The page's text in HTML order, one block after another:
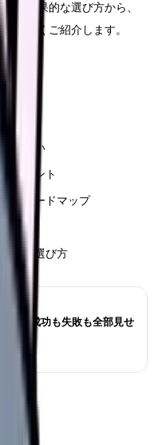
の効果的な選び方から、
詳しくご紹介します。
傾向
の違い
ポイント
のロードマップ
準備
先の選び方
選｜成功も失敗も全部見せ